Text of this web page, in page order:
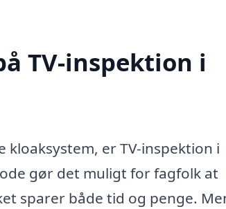
TV-inspektion i
er TV-inspektion i
gør det muligt for fagfolk at
sparer både tid og penge.